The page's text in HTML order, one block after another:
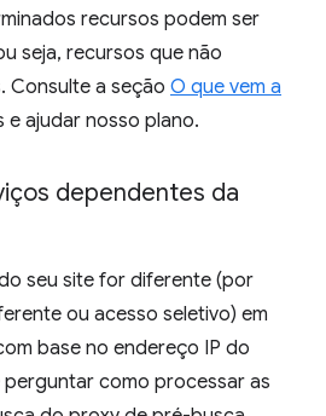
recursos podem ser
seja, recursos que não
Consulte a seção O que vem a
e ajudar nosso plano.
dependentes da
seu site for diferente (por
ou acesso seletivo) em
base no endereço IP do
como processar as